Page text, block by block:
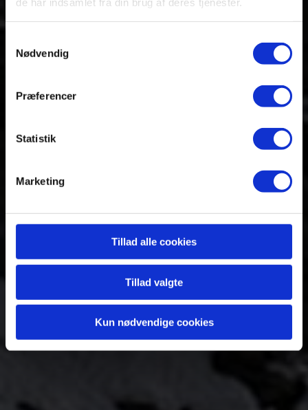
Nødvendig
Præferencer
Statistik
Marketing
Tillad alle cookies
Tillad valgte
Kun nødvendige cookies